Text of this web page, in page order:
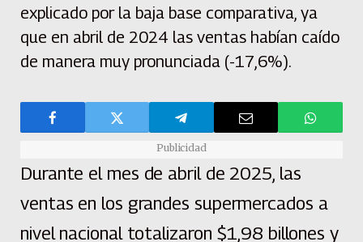
explicado por la baja base comparativa, ya
que en abril de 2024 las ventas habían caído
de manera muy pronunciada (-17,6%).
Publicidad
Durante el mes de abril de 2025, las
ventas en los grandes supermercados a
nivel nacional totalizaron $1,98 billones y